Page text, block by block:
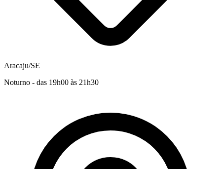
Aracaju/SE
Noturno - das 19h00 às 21h30